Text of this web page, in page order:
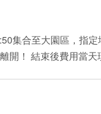
集合至大園區，指
開！ 結束後費用當天